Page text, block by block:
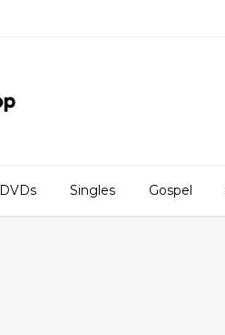
DVDs Singles Gospel